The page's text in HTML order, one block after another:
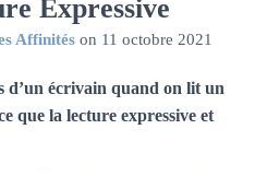
Expressive
Affinités on 11 octobre 2021
d’un écrivain quand on lit un
que la lecture expressive et